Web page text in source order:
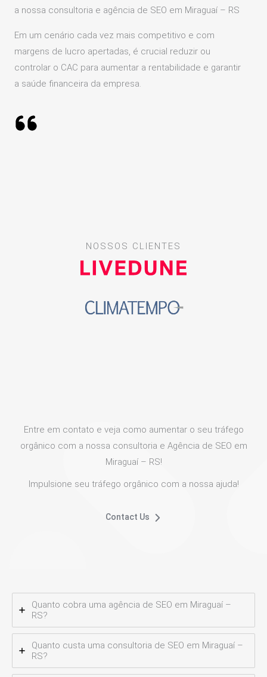
a nossa consultoria e agência de SEO em Miraguaí – RS
Em um cenário cada vez mais competitivo e com
margens de lucro apertadas, é crucial reduzir ou
controlar o CAC para aumentar a rentabilidade e garantir
a saúde financeira da empresa.
NOSSOS CLIENTES
Entre em contato e veja como aumentar o seu tráfego
orgânico com a nossa consultoria e Agência de SEO em
Miraguaí – RS!
Impulsione seu tráfego orgânico com a nossa ajuda!
Contact Us
Quanto cobra uma agência de SEO em Miraguaí –
RS?
Quanto custa uma consultoria de SEO em Miraguaí –
RS?